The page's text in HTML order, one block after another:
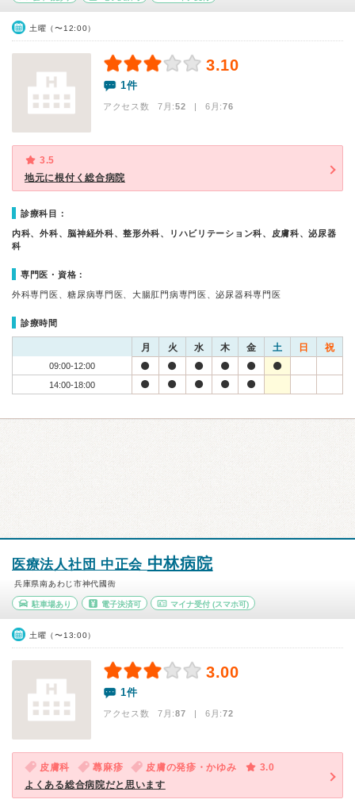
土曜（〜12:00）
3.10
1件
アクセス数 7月:52 | 6月:76
3.5
地元に根付く総合病院
診療科目：
内科、外科、脳神経外科、整形外科、リハビリテーション科、皮膚科、泌尿器
科
専門医・資格：
外科専門医、糖尿病専門医、大腸肛門病専門医、泌尿器科専門医
診療時間
月 火 水 木 金 土 日 祝
09:00-12:00
14:00-18:00
医療法人社団 中正会 中林病院
兵庫県南あわじ市神代國衙
駐車場あり 電子決済可 マイナ受付 (スマホ可)
土曜（〜13:00）
3.00
1件
アクセス数 7月:87 | 6月:72
皮膚科 蕁麻疹 皮膚の発疹・かゆみ
3.0
よくある総合病院だと思います